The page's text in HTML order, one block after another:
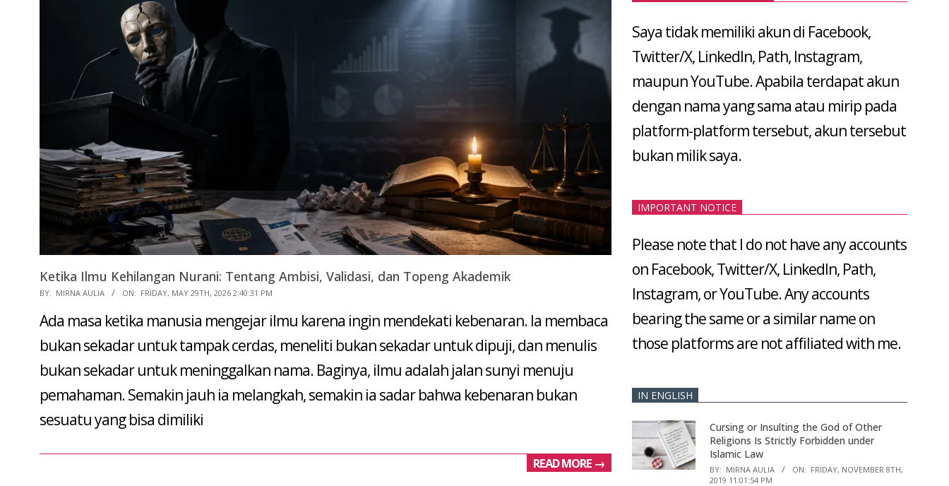
Ketika Ilmu Kehilangan Nurani: Tentang Ambisi, Validasi, dan Topeng Akademik
2026-
29
BY: MIRNA AULIA ON: FRIDAY, MAY 29TH, 2026 2:40:31 PM
Ada masa ketika manusia mengejar ilmu karena ingin mendekati kebenaran. Ia membaca
bukan sekadar untuk tampak cerdas, meneliti bukan sekadar untuk dipuji, dan menulis
bukan sekadar untuk meninggalkan nama. Baginya, ilmu adalah jalan sunyi menuju
pemahaman. Semakin jauh ia melangkah, semakin ia sadar bahwa kebenaran bukan
sesuatu yang bisa dimiliki
READ MORE →
Saya tidak memiliki akun di Facebook,
Twitter/X, LinkedIn, Path, Instagram,
maupun YouTube. Apabila terdapat akun
dengan nama yang sama atau mirip pada
platform-platform tersebut, akun tersebut
bukan milik saya.
IMPORTANT NOTICE
Please note that I do not have any accounts
on Facebook, Twitter/X, LinkedIn, Path,
Instagram, or YouTube. Any accounts
bearing the same or a similar name on
those platforms are not affiliated with me.
IN ENGLISH
Cursing or Insulting the God of Other
Religions Is Strictly Forbidden under
Islamic Law
BY: MIRNA AULIA ON: FRIDAY, NOVEMBER 8TH,
2019 11:01:54 PM